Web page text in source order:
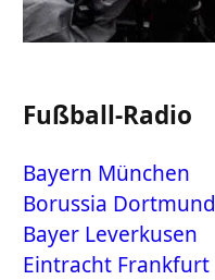
Fußball-Radio
Bayern München
Borussia Dortmund
Bayer Leverkusen
Eintracht Frankfurt